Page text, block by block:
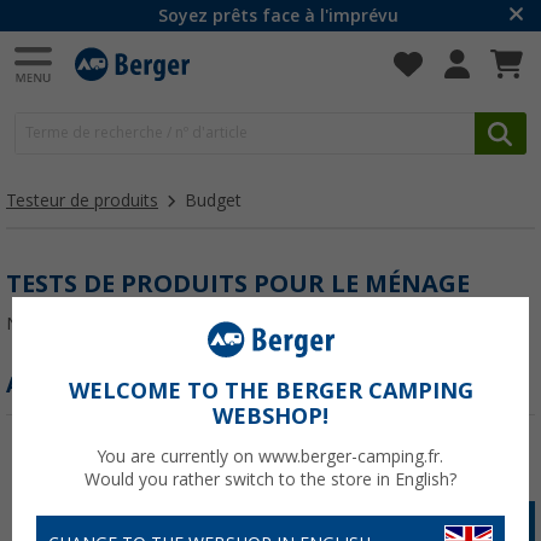
Soyez prêts face à l'imprévu
Testeur de produits Budget
TESTS DE PRODUITS POUR LE MÉNAGE
Nous présentons ici des tests de notre catégorie
AVIS BARBECUES DE CAMPING
WELCOME TO THE BERGER CAMPING
WEBSHOP!
You are currently on www.berger-camping.fr.
Would you rather switch to the store in English?